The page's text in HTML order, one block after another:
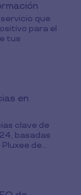
que
para el
tus
en
clave de
basadas
de...